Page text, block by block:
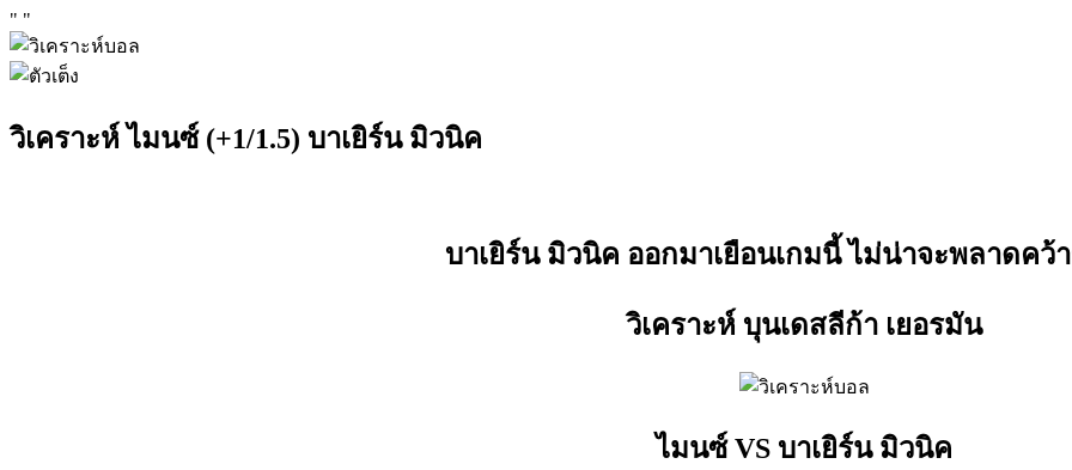
" "
วิเคราะห์ ไมนซ์ (+1/1.5) บาเยิร์น มิวนิค
บาเยิร์น มิวนิค ออกมาเยือนเกมนี้ ไม่น่าจะพลาดคว้
วิเคราะห์ บุนเดสลีก้า เยอรมัน
ไมนซ์ VS บาเยิร์น มิวนิค